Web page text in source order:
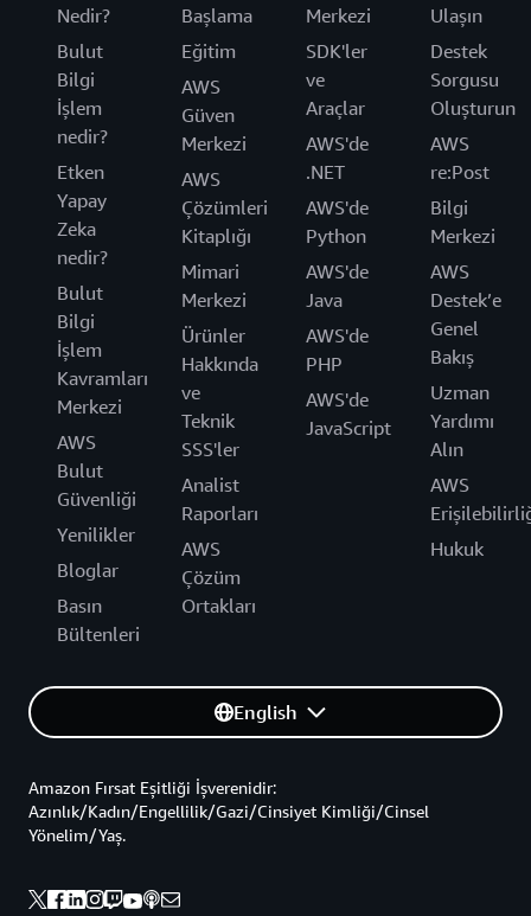
Nedir?
Bulut
Bilgi
İşlem
nedir?
Etken
Yapay
Zeka
nedir?
Bulut
Bilgi
İşlem
Kavramları
Merkezi
AWS
Bulut
Güvenliği
Yenilikler
Bloglar
Basın
Bültenleri
Başlama
Eğitim
AWS
Güven
Merkezi
AWS
Çözümleri
Kitaplığı
Mimari
Merkezi
Ürünler
Hakkında
ve
Teknik
SSS'ler
Analist
Raporları
AWS
Çözüm
Ortakları
Merkezi
SDK'ler
ve
Araçlar
AWS'de
.NET
AWS'de
Python
AWS'de
Java
AWS'de
PHP
AWS'de
JavaScript
Ulaşın
Destek
Sorgusu
Oluşturun
AWS
re:Post
Bilgi
Merkezi
AWS
Destek’e
Genel
Bakış
Uzman
Yardımı
Alın
AWS
Hukuk
English
Amazon Fırsat Eşitliği İşverenidir:
Azınlık/Kadın/Engellilik/Gazi/Cinsiyet Kimliği/Cinsel
Yönelim/Yaş.